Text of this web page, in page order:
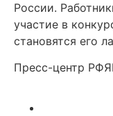
России.
участие в
становятся его
Пресс-центр